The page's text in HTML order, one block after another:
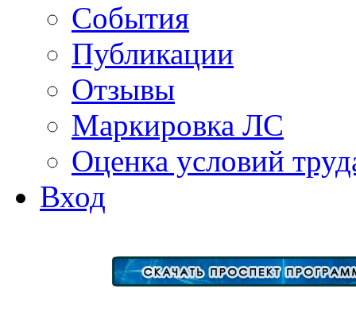
События
Публикации
Отзывы
Маркировка ЛС
Оценка условий
Вход